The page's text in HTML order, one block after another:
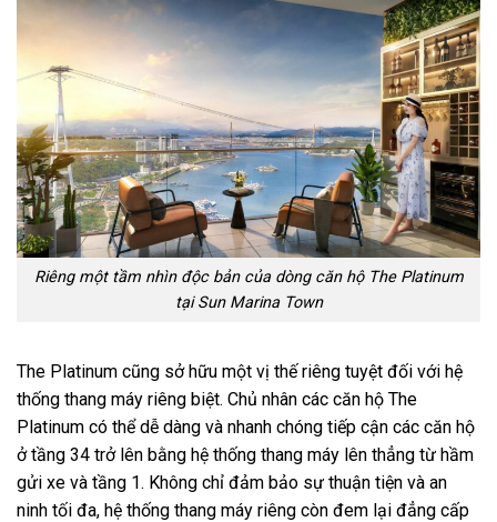
Riêng một tầm nhìn độc bản của dòng căn hộ The Platinum
tại Sun Marina Town
The Platinum cũng sở hữu một vị thế riêng tuyệt đối với hệ
thống thang máy riêng biệt. Chủ nhân các căn hộ The
Platinum có thể dễ dàng và nhanh chóng tiếp cận các căn hộ
ở tầng 34 trở lên bằng hệ thống thang máy lên thẳng từ hầm
gửi xe và tầng 1. Không chỉ đảm bảo sự thuận tiện và an
ninh tối đa, hệ thống thang máy riêng còn đem lại đẳng cấp